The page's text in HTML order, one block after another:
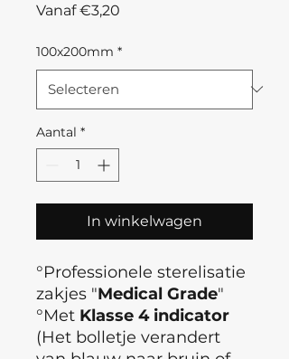
Vanaf€3,20
100x200mm *
Aantal *
In winkelwagen
°Professionele sterelisatie
zakjes "Medical Grade"
°Met Klasse 4 indicator
(Het bolletje verandert